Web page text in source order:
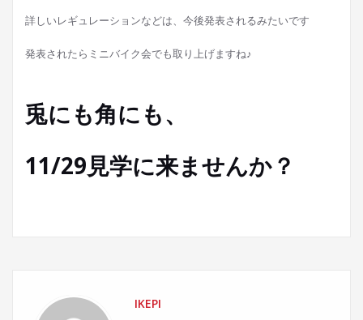
詳しいレギュレーションなどは、今後発表されるみたいです
発表されたらミニバイク会でも取り上げますね♪
兎にも角にも、
11/29見学に来ませんか？
IKEPI